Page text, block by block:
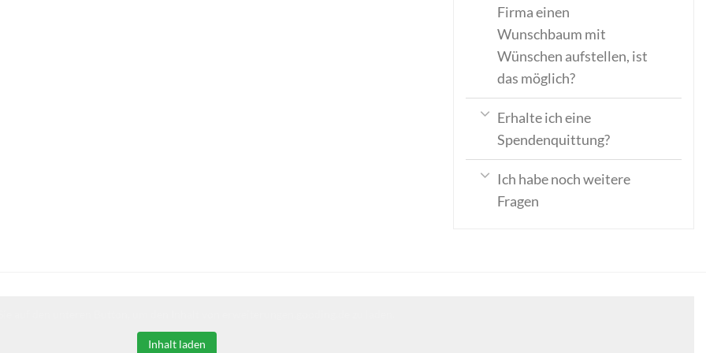
Firma einen
Wunschbaum mit
Wünschen aufstellen, ist
das möglich?
Erhalte ich eine
Spendenquittung?
Ich habe noch weitere
Fragen
Inhalt laden